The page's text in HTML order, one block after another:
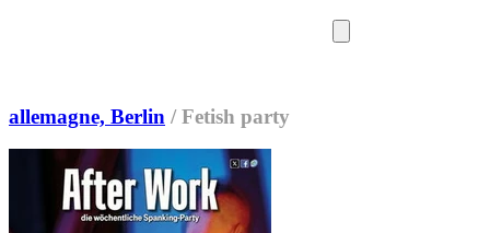
allemagne, Berlin / Fetish party